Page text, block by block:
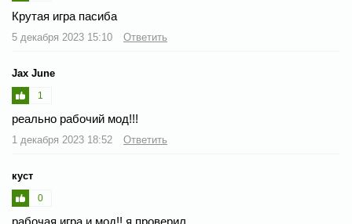
Крутая игра пасиба
5 декабря 2023 15:10 Ответить
Jax June
1
реально рабочий мод!!!
1 декабря 2023 18:52 Ответить
куст
0